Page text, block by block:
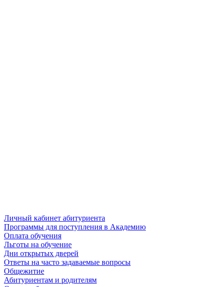
Личный кабинет абитуриента
Программы для поступления в Академию
Оплата обучения
Льготы на обучение
Дни открытых дверей
Ответы на часто задаваемые вопросы
Общежитие
Абитуриентам и родителям